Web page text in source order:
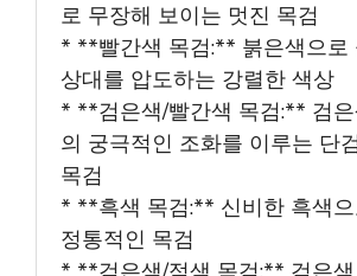
로 무장해 보이는 멋진 목검
* **빨간색 목검:** 붉은색으로
상대를 압도하는 강렬한 색상
* **검은색/빨간색 목검:** 검
의 궁극적인 조화를 이루는 단
목검
* **흑색 목검:** 신비한 흑색
정통적인 목검